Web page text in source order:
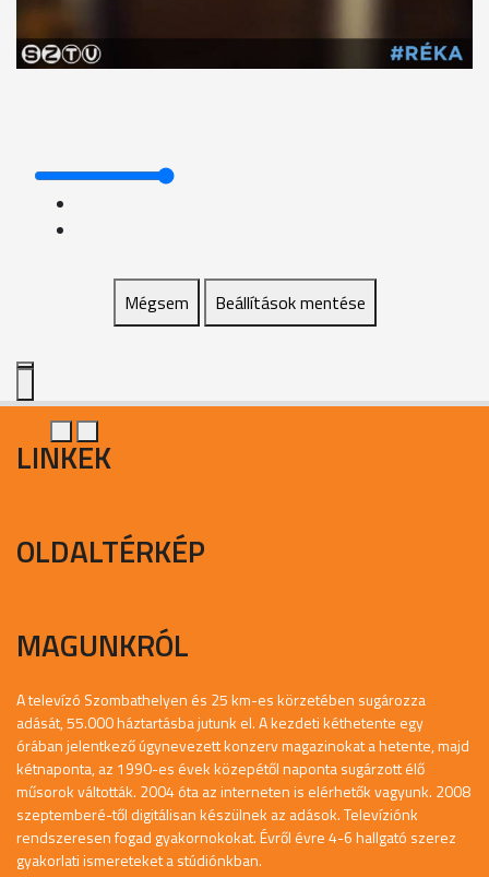
Mégsem Beállítások mentése
LINKEK
OLDALTÉRKÉP
MAGUNKRÓL
A televízó Szombathelyen és 25 km-es körzetében sugározza
adását, 55.000 háztartásba jutunk el. A kezdeti kéthetente egy
órában jelentkező úgynevezett konzerv magazinokat a hetente, majd
kétnaponta, az 1990-es évek közepétől naponta sugárzott élő
műsorok váltották. 2004 óta az interneten is elérhetők vagyunk. 2008
szeptemberé-től digitálisan készülnek az adások. Televíziónk
rendszeresen fogad gyakornokokat. Évről évre 4-6 hallgató szerez
gyakorlati ismereteket a stúdiónkban.